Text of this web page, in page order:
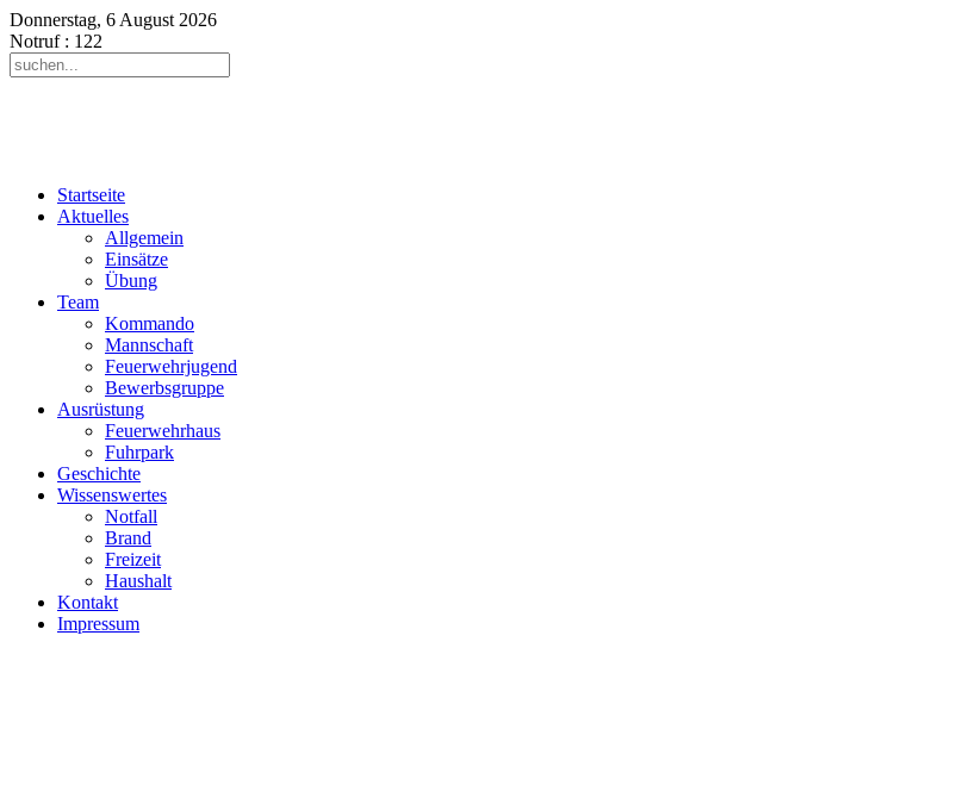
Donnerstag, 6 August 2026
Notruf: 122
Startseite
Aktuelles
Allgemein
Einsätze
Übung
Team
Kommando
Mannschaft
Feuerwehrjugend
Bewerbsgruppe
Ausrüstung
Feuerwehrhaus
Fuhrpark
Geschichte
Wissenswertes
Notfall
Brand
Freizeit
Haushalt
Kontakt
Impressum